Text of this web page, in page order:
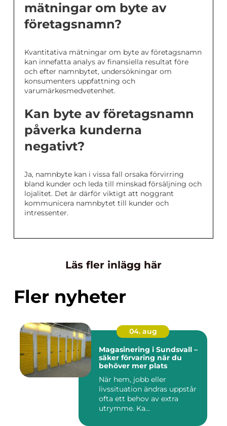
mätningar om byte av
företagsnamn?
Kvantitativa mätningar om byte av företagsnamn
kan innefatta analys av finansiella resultat före
och efter namnbytet, undersökningar om
konsumenters uppfattning och
varumärkesmedvetenhet.
Kan byte av företagsnamn
påverka kunderna
negativt?
Ja, namnbyte kan i vissa fall orsaka förvirring
bland kunder och leda till minskad försäljning och
lojalitet. Det är därför viktigt att noggrant
kommunicera namnbytet till kunder och
intressenter.
Läs fler inlägg här
Fler nyheter
04. aug
Magasinering i Sundsvall –
säker förvaring när du
behöver mer plats
När hem, jobb eller
livssituation ändras uppstår
ofta ett behov av extra
utrymme. Ka...